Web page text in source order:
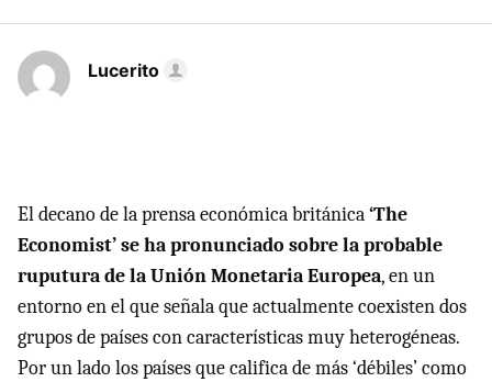
Lucerito
El decano de la prensa económica británica‘The
Economist’ se ha pronunciado sobre la probable
ruputura de la Unión Monetaria Europea, en un
entorno en el que señala que actualmente coexisten dos
grupos de países con características muy heterogéneas.
Por un lado los países que califica de más ‘débiles’ como